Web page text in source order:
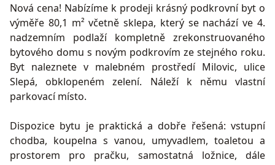
Nová cena! Nabízíme k prodeji krásný podkrovní byt o
výměře 80,1 m² včetně sklepa, který se nachází ve 4.
nadzemním podlaží kompletně zrekonstruovaného
bytového domu s novým podkrovím ze stejného roku.
Byt naleznete v malebném prostředí Milovic, ulice
Slepá, obklopeném zelení. Náleží k němu vlastní
parkovací místo.
Dispozice bytu je praktická a dobře řešená: vstupní
chodba, koupelna s vanou, umyvadlem, toaletou a
prostorem pro pračku, samostatná ložnice, dále